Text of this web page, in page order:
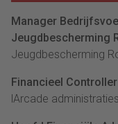
Manager
Jeugdbescherming
Jeugdbescherming
Financieel Controller
lArcade